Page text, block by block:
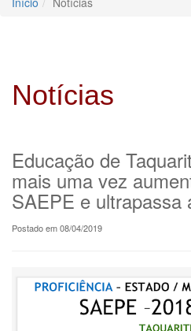
Notícias
Educação de
mais uma vez
SAEPE e ultrapassa
Postado em 08/04/2019